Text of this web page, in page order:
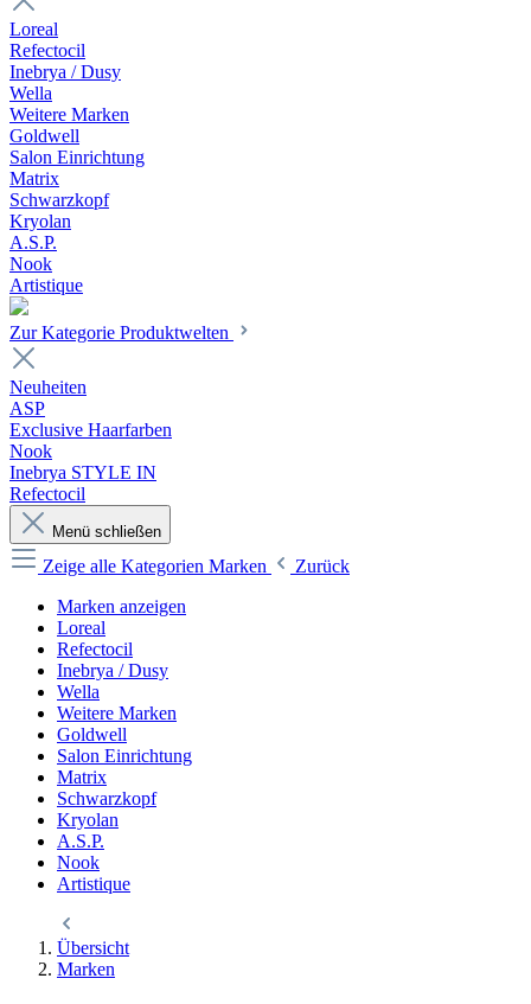
Loreal
Refectocil
Inebrya / Dusy
Wella
Weitere Marken
Goldwell
Salon Einrichtung
Matrix
Schwarzkopf
Kryolan
A.S.P.
Nook
Artistique
Zur Kategorie Produktwelten
Neuheiten
ASP
Exclusive Haarfarben
Nook
Inebrya STYLE IN
Refectocil
Menü schließen
Zeige alle Kategorien Marken
Zurück
Marken anzeigen
Loreal
Refectocil
Inebrya / Dusy
Wella
Weitere Marken
Goldwell
Salon Einrichtung
Matrix
Schwarzkopf
Kryolan
A.S.P.
Nook
Artistique
Übersicht
Marken